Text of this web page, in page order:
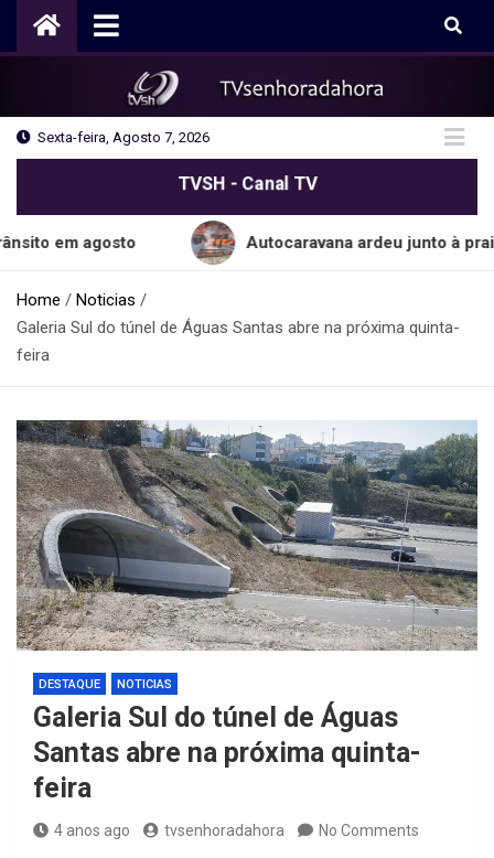
Sexta-feira, Agosto 7, 2026
TVSH - Canal TV
Autocaravana ardeu junto à praia do
Home
Noticias
Galeria Sul do túnel de Águas Santas abre na próxima quinta-
feira
DESTAQUE NOTICIAS
Galeria Sul do túnel de Águas
Santas abre na próxima quinta-
feira
4 anos ago tvsenhoradahora No Comments